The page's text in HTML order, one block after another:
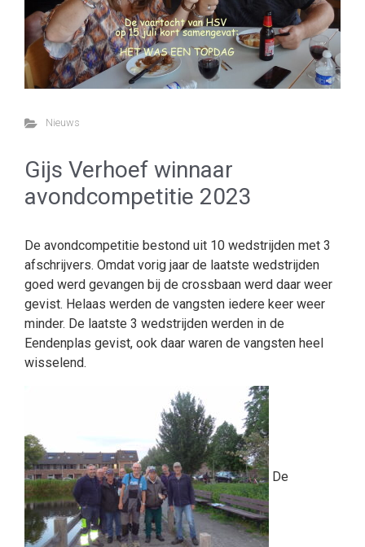
Nieuws
Gijs Verhoef winnaar
avondcompetitie 2023
De avondcompetitie bestond uit 10 wedstrijden met 3
afschrijvers. Omdat vorig jaar de laatste wedstrijden
goed werd gevangen bij de crossbaan werd daar weer
gevist. Helaas werden de vangsten iedere keer weer
minder. De laatste 3 wedstrijden werden in de
Eendenplas gevist, ook daar waren de vangsten heel
wisselend.
De